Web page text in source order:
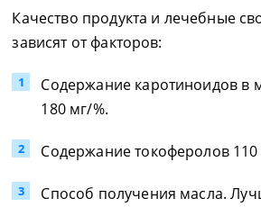
Качество продукта и лечебные
зависят от факторов:
Содержание каротиноидов в
180 мг/%.
Содержание токоферолов 110
Способ получения масла.